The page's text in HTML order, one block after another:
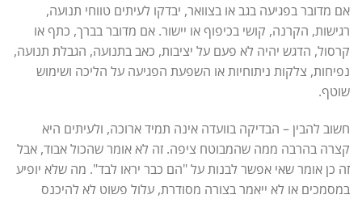
אם מדובר בפגיעה בגב או בצוואר, יבדקו לעיתים טווחי תנועה,
רגישות, הקרנה, קושי בכיפוף או יישור. אם מדובר בברך, כתף או
קרסול, הדגש יהיה לא פעם על יציבות, כאב בתנועה, הגבלת תנועה,
נפיחות, צלקות ניתוחיות או השפעת הפגיעה על הליכה ושימוש
שוטף.
חשוב להבין – הבדיקה בוועדה אינה תמיד ארוכה, ולעיתים היא
קצרה בהרבה ממה שהמבוטח ציפה. זה לא אומר שהכול אבוד, אבל
זה כן אומר שאי אפשר לבנות על "הם כבר יראו לבד". מה שלא יופיע
במסמכים או לא ייאמר בצורה מסודרת, עלול פשוט לא להיכנס